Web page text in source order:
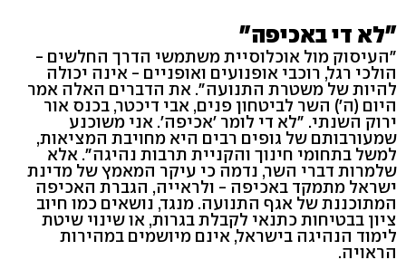
"לא די באכיפה"
"העיסוק מול אוכלוסיית משתמשי הדרך החלשים -
הולכי רגל, רוכבי אופנועים ואופניים - אינה יכולה
להיות של משטרת התנועה". את הדברים האלה אמר
היום (ה') השר לביטחון פנים, אבי דיכטר, בכנס אור
ירוק השנתי. "לא די לומר 'אכיפה'. אני משוכנע
שמעורבותם של גופים רבים היא מחויבת המציאות,
למשל בתחומי חינוך והקניית תרבות נהיגה". אלא
שלמרות דברי השר, נדמה כי עיקר המאמץ של מדינת
ישראל מתמקד באכיפה - ולראייה, הגברת האכיפה
המתוכננת של אגף התנועה. מנגד, נושאים כמו חיוב
ציון בבטיחות כתנאי לקבלת בגרות, או שינוי שיטת
לימוד הנהיגה בישראל, אינם מיושמים במהירות
הראויה.